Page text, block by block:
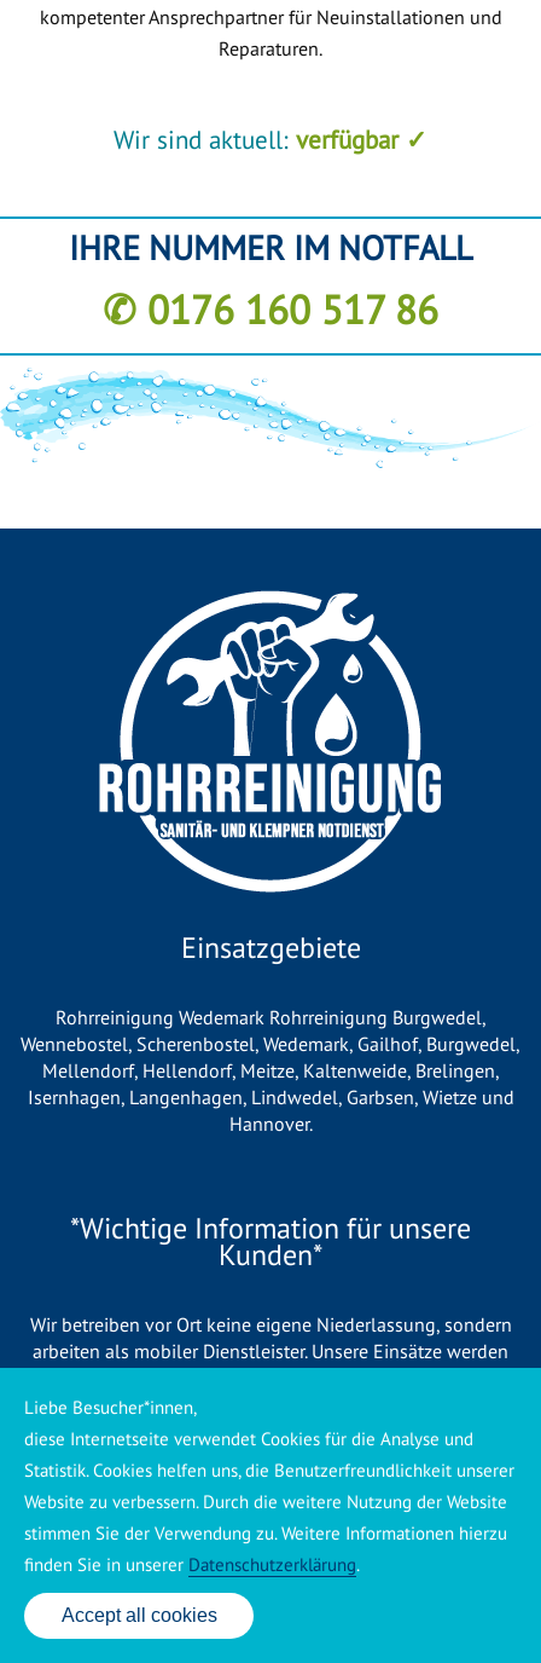
kompetenter Ansprechpartner für Neuinstallationen und
Reparaturen.
Wir sind aktuell: verfügbar ✓
IHRE NUMMER IM NOTFALL
✆ 0176 160 517 86
Einsatzgebiete
Rohrreinigung Wedemark Rohrreinigung Burgwedel,
Wennebostel, Scherenbostel, Wedemark, Gailhof, Burgwedel,
Mellendorf, Hellendorf, Meitze, Kaltenweide, Brelingen,
Isernhagen, Langenhagen, Lindwedel, Garbsen, Wietzeund
Hannover.
*Wichtige Information für unsere
Kunden*
Wir betreiben vor Ort keine eigene Niederlassung, sondern
arbeiten als mobiler Dienstleister. Unsere Einsätze werden
regionale Partnerbetriebe durchgeführt. Dadurch können wir
eine schnelle Verfügbarkeit und einen zuverlässigen 24/7-
Service sicherstellen. Sollte kein eigener Mitarbeiter
unmittelbar verfügbar sein, übernehmen Partnerbetriebe aus
Ihrer Region den Auftrag. Alle eingesetzten Betriebe sind
verpflichtet, Sie vor Beginn der Arbeiten transparent über die
voraussichtlichen Kosten zu informieren und ortsübliche
Preise zu berechnen.
24 Std. Service: ✆ 0176 160 517 86
Accept all cookies
Liebe Besucher*innen,
diese Internetseite verwendet Cookies für die Analyse und
Statistik. Cookies helfen uns, die Benutzerfreundlichkeit unserer
Website zu verbessern. Durch die weitere Nutzung der Website
stimmen Sie der Verwendung zu. Weitere Informationen hierzu
finden Sie in unserer Datenschutzerklärung.